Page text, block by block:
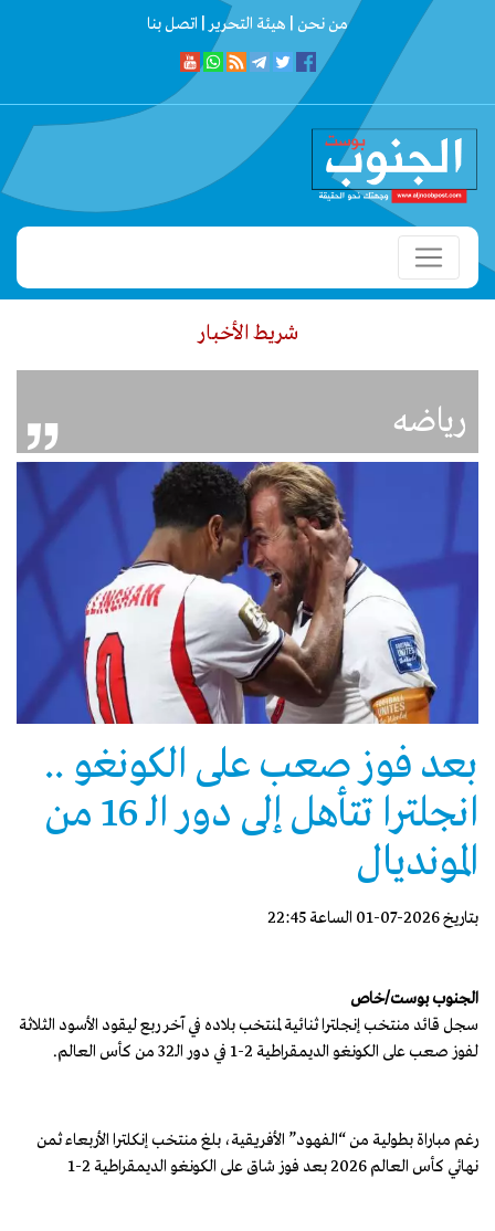
من نحن | هيئة التحرير | اتصل بنا
شريط الأخبار
رياضه
بعد فوز صعب على الكونغو ..
انجلترا تتأهل إلى دور الـ 16 من
المونديال
بتاريخ 2026-07-01 الساعة 22:45
الجنوب بوست/خاص
سجل قائد منتخب إنجلترا ثنائية لمنتخب بلاده في آخر ربع ليقود الأسود الثلاثة
لفوز صعب على الكونغو الديمقراطية 2-1 في دور الـ32 من كأس العالم.
رغم مباراة بطولية من “الفهود” الأفريقية، بلغ منتخب إنكلترا الأربعاء ثمن
نهائي كأس العالم 2026 بعد فوز شاق على الكونغو الديمقراطية 2-1